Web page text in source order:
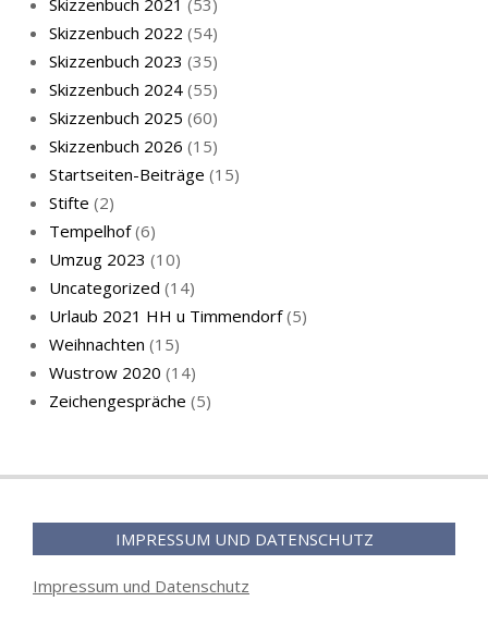
Skizzenbuch 2021 (53)
Skizzenbuch 2022 (54)
Skizzenbuch 2023 (35)
Skizzenbuch 2024 (55)
Skizzenbuch 2025 (60)
Skizzenbuch 2026 (15)
Startseiten-Beiträge (15)
Stifte (2)
Tempelhof(6)
Umzug 2023 (10)
Uncategorized (14)
Urlaub 2021 HH u Timmendorf(5)
Weihnachten (15)
Wustrow 2020 (14)
Zeichengespräche (5)
IMPRESSUM UND DATENSCHUTZ
Impressum und Datenschutz